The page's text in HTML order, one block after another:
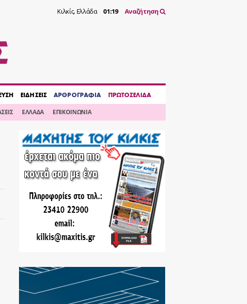
Κιλκίς, Ελλάδα 01:19 Αναζήτηση
ΕΙΔΗΣΕΙΣ ΑΡΘΡΟΓΡΑΦΙΑ ΠΡΩΤΟΣΕΛΙΔΑ
ΕΛΛΑΔΑ ΕΠΙΚΟΙΝΩΝΙΑ